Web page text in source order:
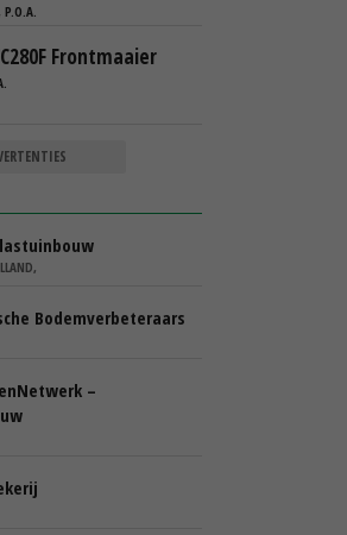
Frontmaaier
Bodemverbeteraars
–